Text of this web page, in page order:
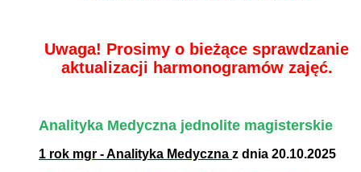
Uwaga! Prosimy o bieżące sprawdzanie
aktualizacji harmonogramów zajęć.
Analityka Medyczna jednolite magisterskie
1 rok mgr - Analityka Medyczna z dnia 20.10.2025